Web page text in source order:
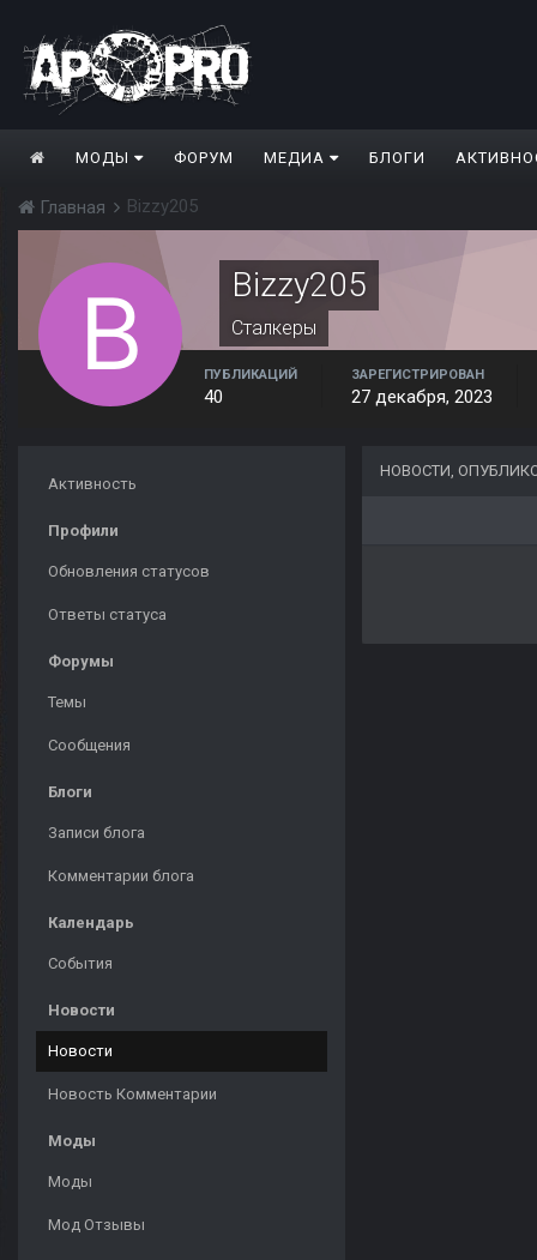
МОДЫ ФОРУМ МЕДИА БЛОГИ
Главная Bizzy205
Bizzy205
Сталкеры
ПУБЛИКАЦИЙ
40
ЗАРЕГИСТРИРОВАН
27 декабря, 2023
Активность
Профили
Обновления статусов
Ответы статуса
Форумы
Темы
Сообщения
Блоги
Записи блога
Комментарии блога
Календарь
События
Новости
Новости
Новость Комментарии
Моды
Моды
Мод Отзывы
НОВОСТИ,